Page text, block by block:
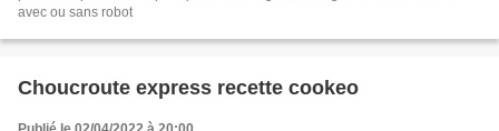
avec ou sans robot
Choucroute express recette cookeo